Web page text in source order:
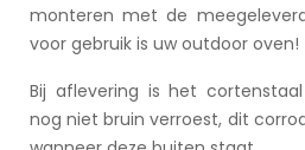
monteren met de
voor gebruik is uw outdoor oven!
Bij aflevering is het
nog niet bruin verroest, dit